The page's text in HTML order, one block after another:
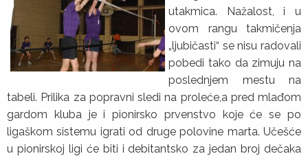
utakmica. Nažalost, i u
ovom rangu takmičenja
„ljubičasti“ se nisu radovali
pobedi tako da zimuju na
poslednjem mestu na
tabeli. Prilika za popravni sledi na proleće,a pred mlađom
gardom kluba je i pionirsko prvenstvo koje će se po
ligaškom sistemu igrati od druge polovine marta. Učešće
u pionirskoj ligi će biti i debitantsko za jedan broj dečaka